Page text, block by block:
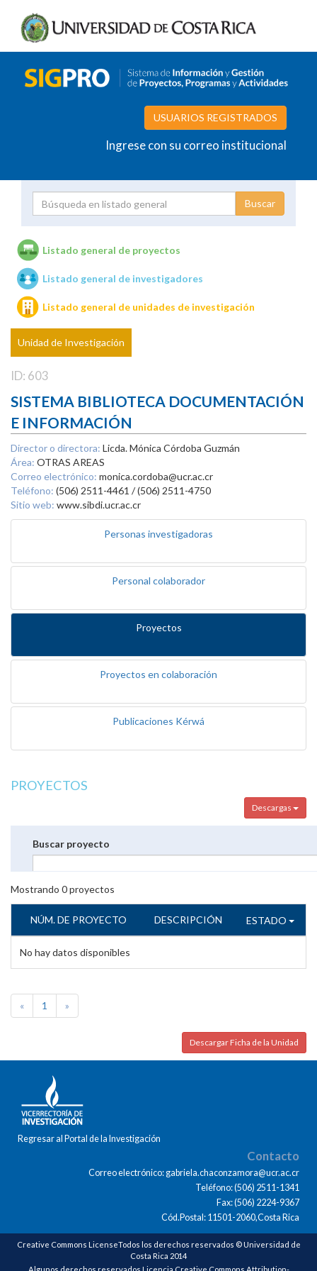
USUARIOS REGISTRADOS
Ingrese con su correo institucional
Unidades de investigación
Listado general de proyectos
Listado general de investigadores
Listado general de unidades de investigación
Unidad de Investigación
ID: 603
SISTEMA BIBLIOTECA DOCUMENTACIÓN
E INFORMACIÓN
Director o directora: Licda. Mónica Córdoba Guzmán
Área: OTRAS AREAS
Correo electrónico: monica.cordoba@ucr.ac.cr
Teléfono: (506) 2511-4461 / (506) 2511-4750
Sitio web: www.sibdi.ucr.ac.cr
Personas investigadoras
Personal colaborador
Proyectos
Proyectos en colaboración
Publicaciones Kérwá
PROYECTOS
Descargas
Buscar proyecto
Mostrando 0proyectos
NÚM. DE PROYECTO DESCRIPCIÓN ESTADO
No hay datos disponibles
« 1 »
Descargar Ficha de la Unidad
Regresar al Portal de la Investigación
Contacto
Correo electrónico: gabriela.chaconzamora@ucr.ac.cr
Teléfono: (506) 2511-1341
Fax: (506) 2224-9367
Cód.Postal: 11501-2060,Costa Rica
Creative Commons LicenseTodos los derechos reservados © Universidad de
Costa Rica 2014